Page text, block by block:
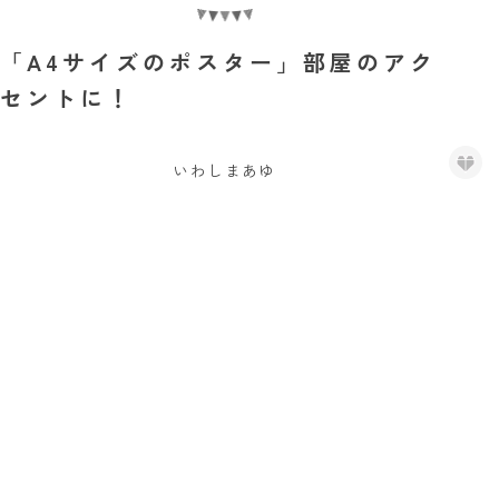
「A4サイズのポスター」部屋のアク
セントに！
いわしまあゆ